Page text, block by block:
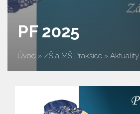
PF 2025
Úvod » ZŠ a MŠ Prakšice » Aktuality